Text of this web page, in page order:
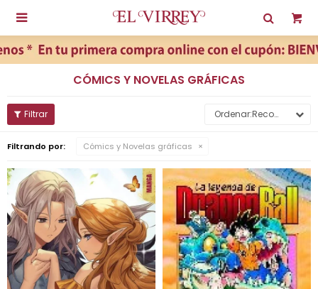

CÓMICS Y NOVELAS GRÁFICAS
Recomendados
Filtrando por: Cómics y Novelas gráficas